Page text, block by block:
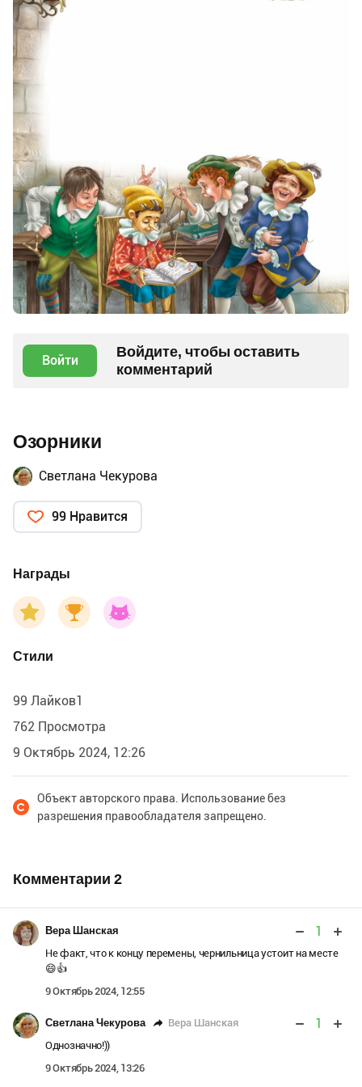
Войти
Войдите, чтобы оставить
комментарий
Озорники
Светлана Чекурова
99 Нравится
Награды
Стили
99 Лайков1
762 Просмотра
9 Октябрь 2024, 12:26
Объект авторского права. Использование без
разрешения правообладателя запрещено.
Комментарии 2
Вера Шанская 1
Не факт, что к концу перемены, чернильница устоит на месте
😄👍
9 Октябрь 2024, 12:55
Светлана Чекурова Вера Шанская 1
Однозначно!))
9 Октябрь 2024, 13:26